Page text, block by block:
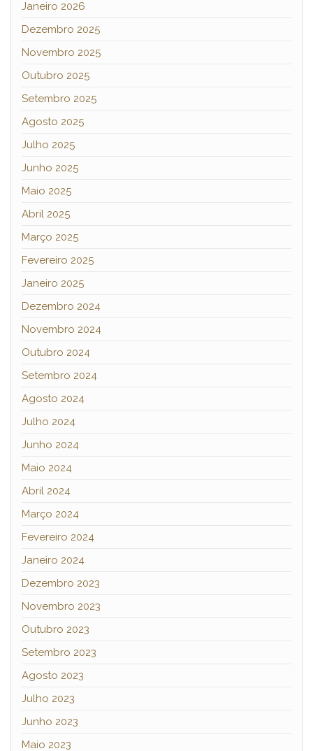
Janeiro 2026
Dezembro 2025
Novembro 2025
Outubro 2025
Setembro 2025
Agosto 2025
Julho 2025
Junho 2025
Maio 2025
Abril 2025
Março 2025
Fevereiro 2025
Janeiro 2025
Dezembro 2024
Novembro 2024
Outubro 2024
Setembro 2024
Agosto 2024
Julho 2024
Junho 2024
Maio 2024
Abril 2024
Março 2024
Fevereiro 2024
Janeiro 2024
Dezembro 2023
Novembro 2023
Outubro 2023
Setembro 2023
Agosto 2023
Julho 2023
Junho 2023
Maio 2023